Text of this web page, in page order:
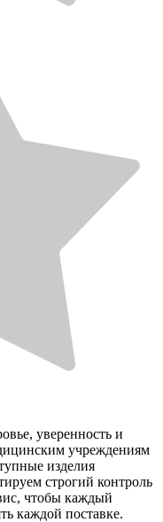
уверенность и
учреждениям
изделия
строгий контроль
чтобы каждый
каждой поставке.